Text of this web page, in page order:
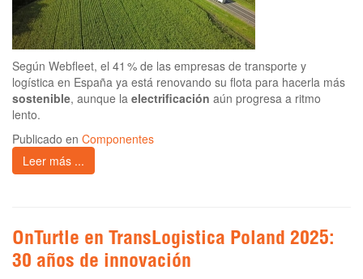
Según Webfleet, el 41 % de las empresas de transporte y
logística en España ya está renovando su flota para hacerla más
sostenible, aunque la electrificación aún progresa a ritmo
lento.
Publicado en Componentes
Leer más ...
OnTurtle en TransLogistica Poland 2025:
30 años de innovación